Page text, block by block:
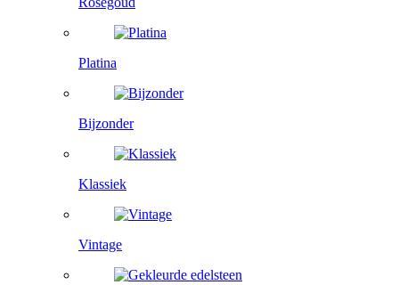
Platina
Bijzonder
Klassiek
Vintage